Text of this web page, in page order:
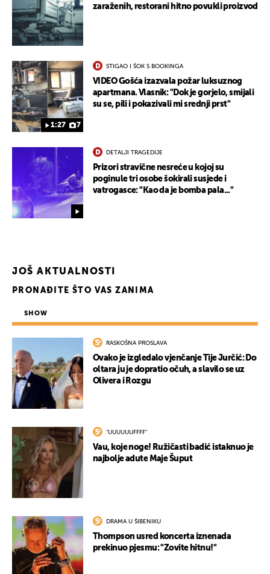
zaraženih, restorani hitno povukli proizvod
1:27 7
STIGAO I ŠOK S BOOKINGA
VIDEO Gošća izazvala požar luksuznog
apartmana. Vlasnik: "Dok je gorjelo, smijali
su se, pili i pokazivali mi srednji prst"
DETALJI TRAGEDIJE
Prizori stravične nesreće u kojoj su
poginule tri osobe šokirali susjede i
vatrogasce: "Kao da je bomba pala..."
JOŠ AKTUALNOSTI
PRONAĐITE ŠTO VAS ZANIMA
SHOW
RASKOŠNA PROSLAVA
Ovako je izgledalo vjenčanje Tije Jurčić: Do
oltara ju je dopratio očuh, a slavilo se uz
Olivera i Rozgu
"UUUUUUFFFF"
Vau, koje noge! Ružičasti badić istaknuo je
najbolje adute Maje Šuput
DRAMA U ŠIBENIKU
Thompson usred koncerta iznenada
prekinuo pjesmu: "Zovite hitnu!"
UKLJUČITE NOTIFIKACIJE